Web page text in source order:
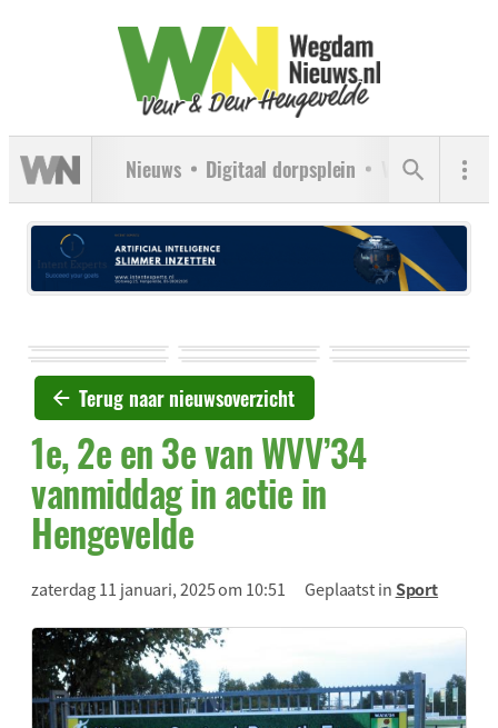
Nieuws Digitaal dorpsplein Verenigingen
Terug naar nieuwsoverzicht
1e, 2e en 3e van WVV’34
vanmiddag in actie in
Hengevelde
zaterdag 11 januari, 2025 om 10:51 Geplaatst inSport